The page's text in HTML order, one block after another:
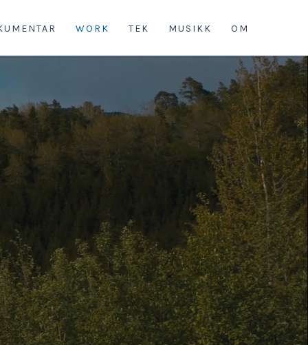
WORK TEK MUSIKK OM